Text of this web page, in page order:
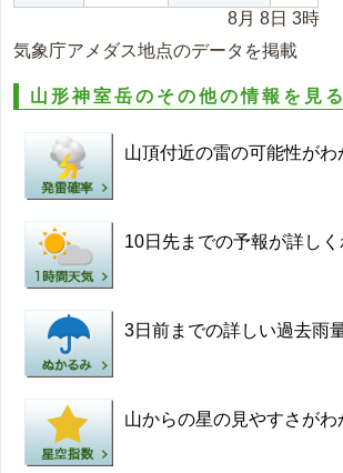
8月 8日 3時
気象庁アメダス地点のデータを掲載
山形神室岳のその他の情報を見
山頂付近の雷の可能性がわ
10日先までの予報が詳しく
3日前までの詳しい過去雨
山からの星の見やすさがわ